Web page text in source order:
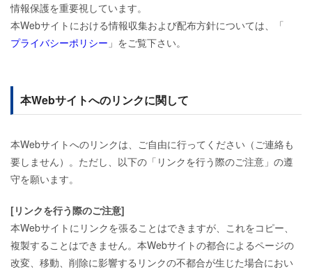
情報保護を重要視しています。
本Webサイトにおける情報収集および配布方針については、「
プライバシーポリシー 」をご覧下さい。
本Webサイトへのリンクに関して
本Webサイトへのリンクは、ご自由に行ってください（ご連絡も
要しません）。ただし、以下の「リンクを行う際のご注意」の遵
守を願います。
[リンクを行う際のご注意]
本Webサイトにリンクを張ることはできますが、これをコピー、
複製することはできません。本Webサイトの都合によるページの
改変、移動、削除に影響するリンクの不都合が生じた場合におい